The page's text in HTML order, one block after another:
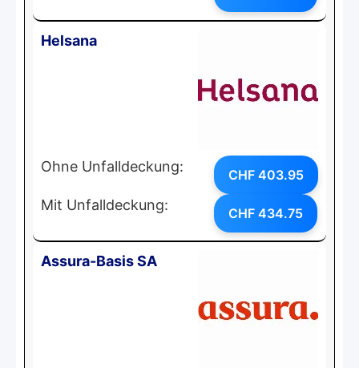
Helsana
Ohne Unfalldeckung: CHF 403.95
Mit Unfalldeckung: CHF 434.75
Assura-Basis SA